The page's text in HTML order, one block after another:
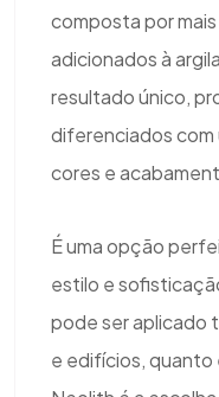
composta por
adicionados à
resultado único,
diferenciados com
cores e
É uma opção
estilo e
pode ser aplicado
e edifícios, quanto